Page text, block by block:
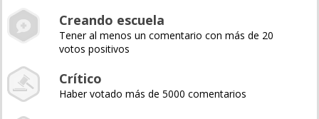
Creando escuela
Tener al menos un comentario con más de 20
votos positivos
Crítico
Haber votado más de 5000 comentarios